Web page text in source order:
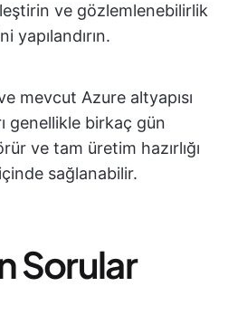
ve gözlemlenebilirlik
yapılandırın.
mevcut Azure altyapısı
genellikle birkaç gün
ve tam üretim hazırlığı
sağlanabilir.
Sorular